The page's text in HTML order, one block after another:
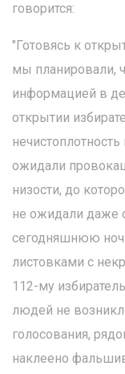
говорится:
"Готовясь к
мы планировали,
информацией в
открытии
ожидали
низости, до
не ожидали даже
сегодняшнюю
листовками с
112-му
людей не
голосования,
наклеено